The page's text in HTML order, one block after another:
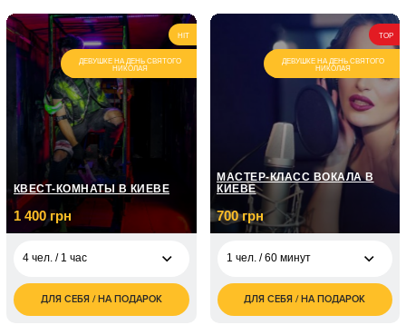
2 чел. / 2 часа
1 700
грн
2 чел. / 2 суток
7 000
грн
HIT
ДЕВУШКЕ НА ДЕНЬ СВЯТОГО
НИКОЛАЯ
КВЕСТ-КОМНАТЫ В КИЕВЕ
1 400 грн
4 чел. / 1 час
1 400
грн
ДЛЯ СЕБЯ / НА ПОДАРОК
TOP
ДЕВУШКЕ НА ДЕНЬ СВЯТОГО
НИКОЛАЯ
МАСТЕР-КЛАСС ВОКАЛА В
КИЕВЕ
700 грн
1 чел. / 60 минут
грн
ДЛЯ СЕБЯ / НА ПОДАРОК